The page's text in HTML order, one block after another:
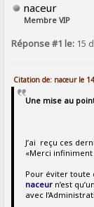
naceur
Membre VIP
Réponse #1 le: 15
Citation de: naceur le
Une mise au
J’ai reçu ces
«Merci
Pour éviter toute
naceurn’est
avec